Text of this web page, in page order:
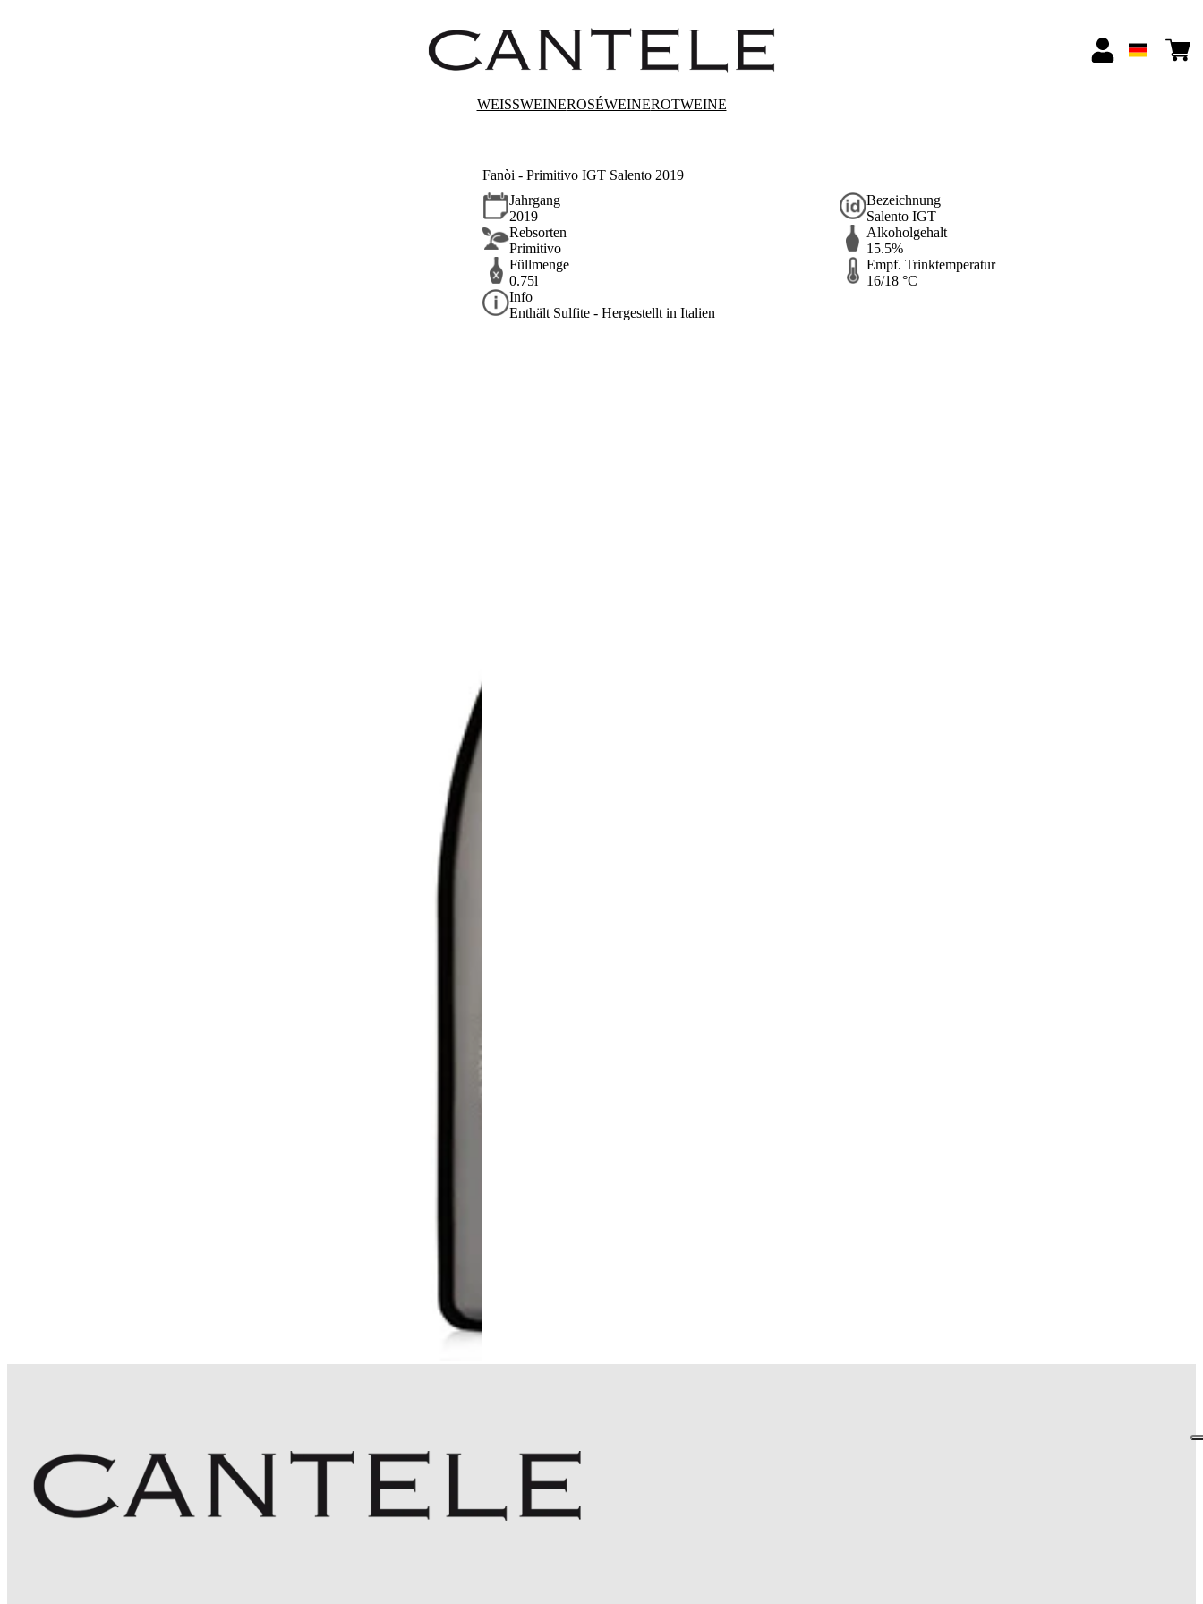
WEISSWEINEROSÉWEINEROTWEINE
Fanòi - Primitivo IGT Salento 2019
Jahrgang
2019
Bezeichnung
Salento IGT
Rebsorten
Primitivo
Alkoholgehalt
15.5%
Füllmenge
0.75l
Empf. Trinktemperatur
16/18 °C
Info
Enthält Sulfite - Hergestellt in Italien